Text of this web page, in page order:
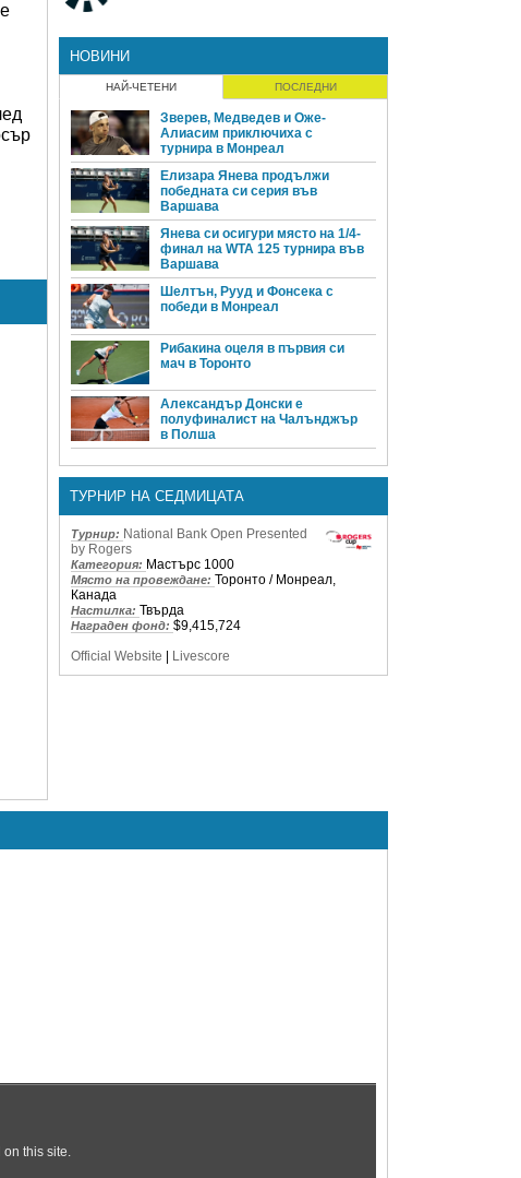
НОВИНИ
НАЙ-ЧЕТЕНИ ПОСЛЕДНИ
Зверев, Медведев и Оже-
Алиасим приключиха с
турнира в Монреал
Елизара Янева продължи
победната си серия във
Варшава
Янева си осигури място на 1/4-
финал на WTA 125 турнира във
Варшава
Шелтън, Рууд и Фонсека с
победи в Монреал
Рибакина оцеля в първия си
мач в Торонто
Александър Донски е
полуфиналист на Чалънджър
в Полша
ТУРНИР НА СЕДМИЦАТА
Турнир: National Bank Open Presented
by Rogers
Категория: Мастърс 1000
Място на провеждане: Торонто / Монреал,
Канада
Настилка: Твърда
Награден фонд: $9,415,724
Official Website
Livescore